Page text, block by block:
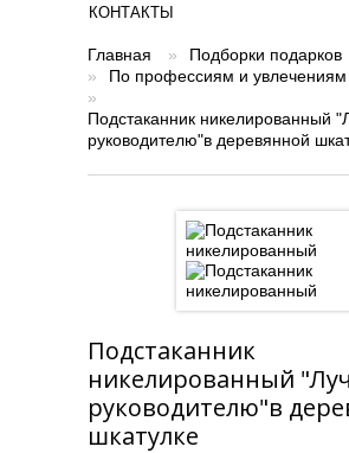
КОНТАКТЫ
Главная »
Подборки подарков
»
По профессиям и увлечениям
»
Подстаканник никелированный
руководителю"в деревянной
Подстаканник
никелированный
руководителю"в
шкатулке